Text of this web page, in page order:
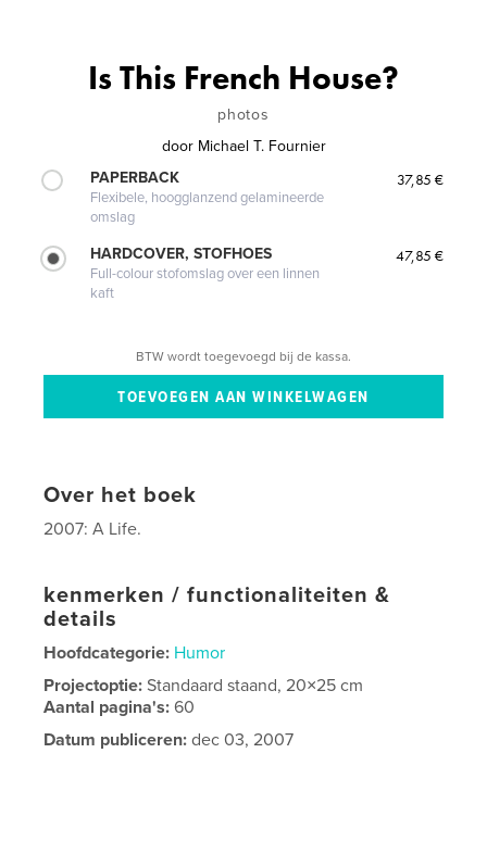
Is This French House?
photos
door Michael T. Fournier
PAPERBACK
Flexibele, hoogglanzend gelamineerde
omslag
37,85 €
HARDCOVER, STOFHOES
Full-colour stofomslag over een linnen
kaft
47,85 €
BTW wordt toegevoegd bij de kassa.
Over het boek
2007: A Life.
kenmerken / functionaliteiten &
details
Hoofdcategorie: Humor
Projectoptie:Standaard staand, 20×25 cm
Aantal pagina's:60
Datum publiceren: dec 03, 2007